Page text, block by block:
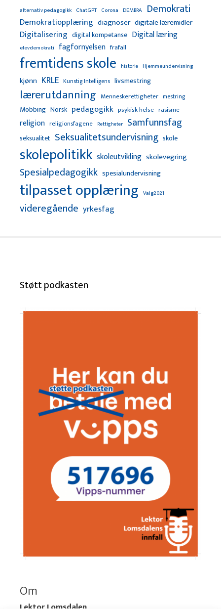
alternativ pedagogikk ChatGPT Corona DEMBRA Demokrati
Demokratiopplæring diagnoser digitale læremidler
Digitalisering digital kompetanse Digital læring
elevdemokrati fagfornyelsen frafall
fremtidens skole historie Hjemmeundervisning
kjønn KRLE Kunstig Intelligens livsmestring
lærerutdanning Menneskerettigheter mestring
Mobbing Norsk pedagogikk psykisk helse rasisme
religion religionsfagene Rettigheter Samfunnsfag
seksualitet Seksualitetsundervisning skole
skolepolitikk skoleutvikling skolevegring
Spesialpedagogikk spesialundervisning
tilpasset opplæring Valg2021
videregående yrkesfag
Støtt podkasten
Om